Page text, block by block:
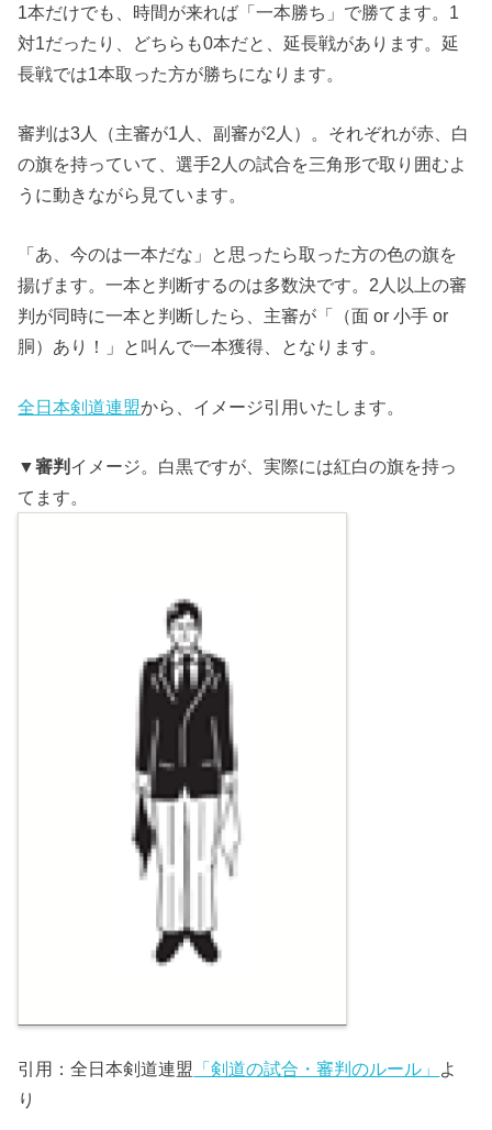
1本だけでも、時間が来れば「一本勝ち」で勝てます。1
対1だったり、どちらも0本だと、延長戦があります。延
長戦では1本取った方が勝ちになります。
審判は3人（主審が1人、副審が2人）。それぞれが赤、白
の旗を持っていて、選手2人の試合を三角形で取り囲むよ
うに動きながら見ています。
「あ、今のは一本だな」と思ったら取った方の色の旗を
揚げます。一本と判断するのは多数決です。2人以上の審
判が同時に一本と判断したら、主審が「（面 or 小手 or
胴）あり！」と叫んで一本獲得、となります。
全日本剣道連盟から、イメージ引用いたします。
▼審判 イメージ。白黒ですが、実際には紅白の旗を持っ
てます。
引用：全日本剣道連盟 「剣道の試合・審判のルール」
よ
り